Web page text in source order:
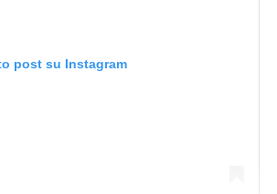
post su Instagram